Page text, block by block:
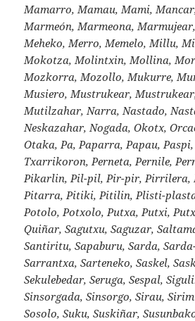
Mamarro, Mamau, Mami,
Marmeón, Marmeona,
Meheko, Merro, Memelo, Millu,
Mokotza, Molintxin, Mollina,
Mozkorra, Mozollo, Mukurre,
Musiero, Mustrukear,
Mutilzahar, Narra, Nastado,
Neskazahar, Nogada, Okotx,
Otaka, Pa, Paparra, Papau,
Txarrikoron, Perneta, Pernile,
Pikarlin, Pil-pil, Pir-pir, Pirrilera,
Pitarra, Pitiki, Pitilin, Plisti-
Potolo, Potxolo, Putxa, Putxi,
Quiñar, Sagutxu, Saguzar,
Santiritu, Sapaburu, Sarda,
Sarrantxa, Sarteneko, Saskel,
Sekulebedar, Seruga, Sespal,
Sinsorgada, Sinsorgo, Sirau,
Sosolo, Suku, Suskiñar,